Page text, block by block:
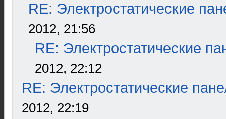
RE: Электростатические
2012, 21:56
RE: Электростатические
2012, 22:12
RE: Электростатические
2012, 22:19